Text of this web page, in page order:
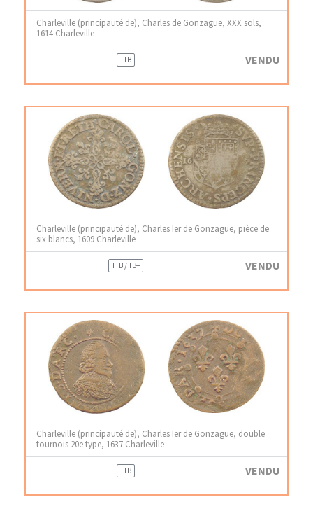
Charleville (principauté de), Charles de Gonzague, XXX sols,
1614 Charleville
TTB VENDU
Charleville (principauté de), Charles Ier de Gonzague, pièce de
six blancs, 1609 Charleville
TTB / TB+ VENDU
Charleville (principauté de), Charles Ier de Gonzague, double
tournois 20e type, 1637 Charleville
TTB VENDU